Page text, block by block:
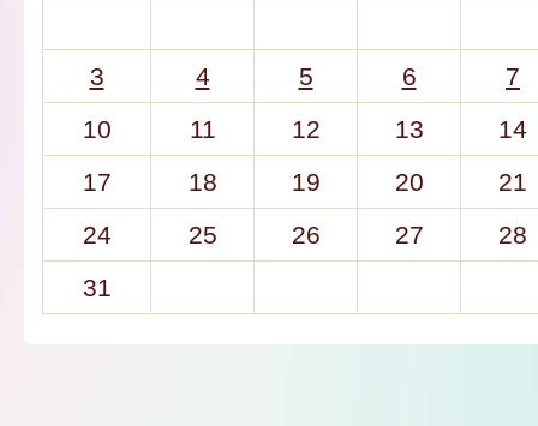
3 4 5 6
7
10
11 12 13
14
17
18 19 20
21
24
25 26 27
28
31